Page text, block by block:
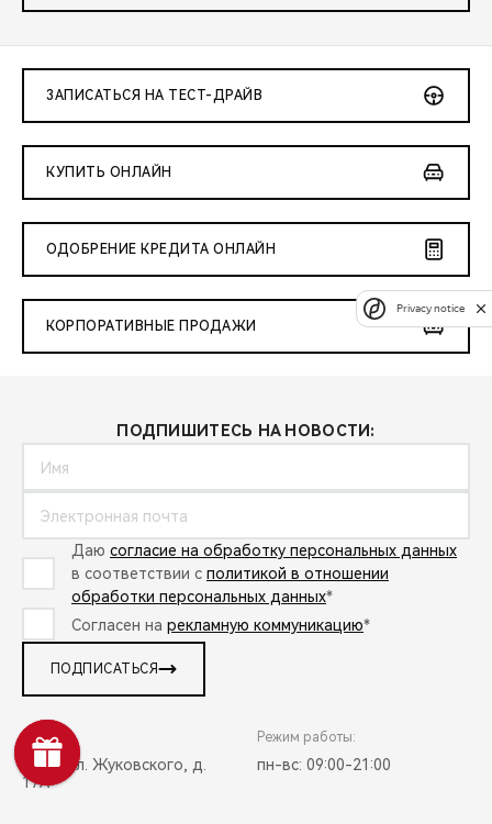
ЗАПИСАТЬСЯ НА ТЕСТ-ДРАЙВ
КУПИТЬ ОНЛАЙН
ОДОБРЕНИЕ КРЕДИТА ОНЛАЙН
КОРПОРАТИВНЫЕ ПРОДАЖИ
ПОДПИШИТЕСЬ НА НОВОСТИ:
Даю согласие на обработку персональных данных
в соответствии с политикой в отношении
обработки персональных данных*
Согласен на рекламную коммуникацию*
ПОДПИСАТЬСЯ
Адрес:
Орск, ул. Жуковского, д.
17А
Режим работы:
пн-вс: 09:00-21:00
Privacy notice